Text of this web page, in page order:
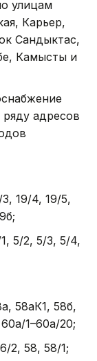
улицам
Карьер,
Сандыктас,
Камысты и
адресов
19/4, 19/5,
5/2, 5/3, 5/4,
58аК1, 58б,
1–60а/20;
2, 58, 58/1;